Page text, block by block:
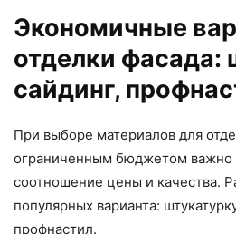
Экономичные
отделки фасада:
сайдинг,
При выборе материалов для
ограниченным бюджетом важно
соотношение цены и качества.
популярных варианта:
профнастил.